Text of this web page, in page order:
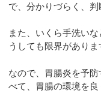
で、分かりづらく、判
また、いくら手洗い
うしても限界がありま
なので、胃腸炎を予
べて、胃腸の環境を